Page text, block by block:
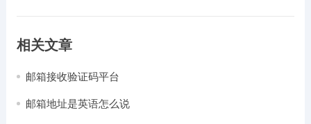
相关文章
邮箱接收验证码平台
邮箱地址是英语怎么说